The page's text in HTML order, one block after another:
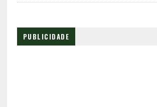
PUBLICIDADE